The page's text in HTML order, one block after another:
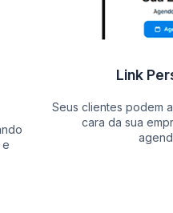
e
Link
Seus clientes podem
cara da sua